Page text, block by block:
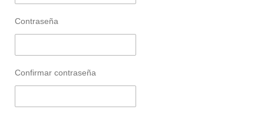
Contraseña
Confirmar contraseña